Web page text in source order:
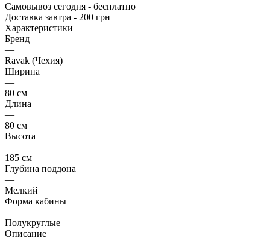
Самовывоз сегодня - бесплатно
Доставка завтра - 200 грн
Характеристики
Бренд
—
Ravak (Чехия)
Ширина
—
80 см
Длина
—
80 см
Высота
—
185 см
Глубина поддона
—
Мелкий
Форма кабины
—
Полукруглые
Описание